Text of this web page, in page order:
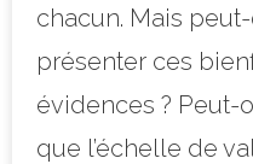
chacun. Mais
présenter ces
évidences ? Peut-
que l’échelle de